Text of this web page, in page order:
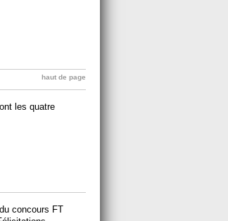
haut de page
les quatre
concours FT